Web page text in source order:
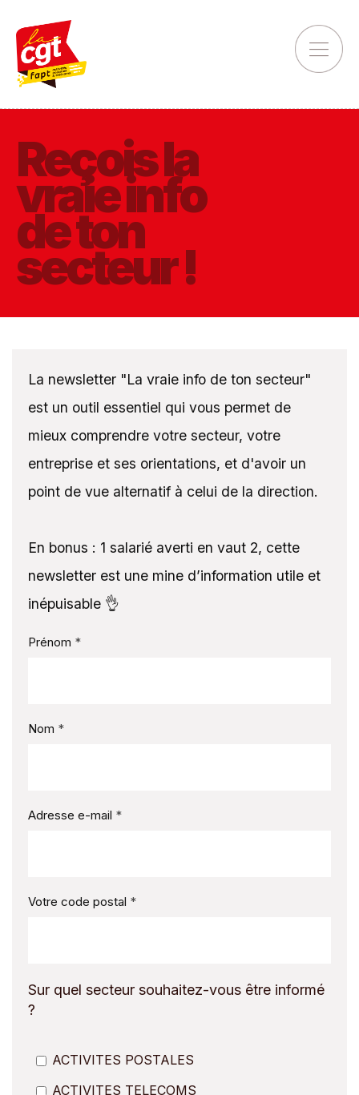
Reçois la
vraie info
de ton
secteur !
La newsletter "La vraie info de ton secteur"
est un outil essentiel qui vous permet de
mieux comprendre votre secteur, votre
entreprise et ses orientations, et d'avoir un
point de vue alternatif à celui de la direction.
En bonus : 1 salarié averti en vaut 2, cette
newsletter est une mine d’information utile et
inépuisable 👌
Prénom
Nom
Adresse e-mail
Votre code postal
Sur quel secteur souhaitez-vous être informé
?
ACTIVITES POSTALES
ACTIVITES TELECOMS